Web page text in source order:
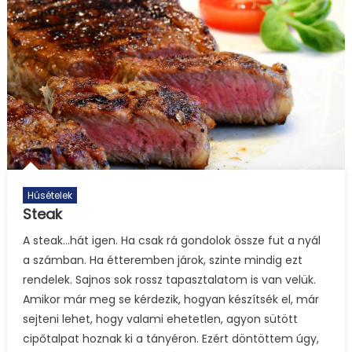
Húsételek
Steak
A steak…hát igen. Ha csak rá gondolok össze fut a nyál
a számban. Ha étteremben járok, szinte mindig ezt
rendelek. Sajnos sok rossz tapasztalatom is van velük.
Amikor már meg se kérdezik, hogyan készítsék el, már
sejteni lehet, hogy valami ehetetlen, agyon sütött
cipőtalpat hoznak ki a tányéron. Ezért döntöttem úgy,